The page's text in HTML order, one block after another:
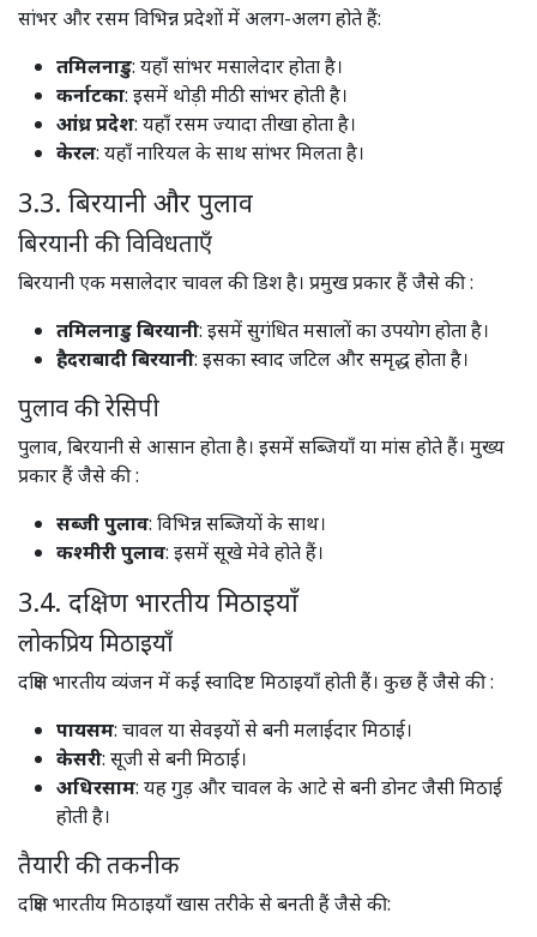
सांभर और रसम विभिन्न प्रदेशों में अलग-अलग होते हैं:
तमिलनाडु: यहाँ सांभर मसालेदार होता है।​
कर्नाटका: इसमें थोड़ी मीठी सांभर होती है।​
आंध्र प्रदेश: यहाँ रसम ज्यादा तीखा होता है।​
केरल: यहाँ नारियल के साथ सांभर मिलता है।​
3.3. बिरयानी और पुलाव
बिरयानी की विविधताएँ
बिरयानी एक मसालेदार चावल की डिश है। प्रमुख प्रकार हैं जैसे की :
तमिलनाडु बिरयानी: इसमें सुगंधित मसालों का उपयोग होता है।​
हैदराबादी बिरयानी: इसका स्वाद जटिल और समृद्ध होता है।​
पुलाव की रेसिपी
पुलाव, बिरयानी से आसान होता है। इसमें सब्जियाँ या मांस होते हैं। मुख्य
प्रकार हैं जैसे की :
सब्जी पुलाव: विभिन्न सब्जियों के साथ।​
कश्मीरी पुलाव: इसमें सूखे मेवे होते हैं।​
3.4. दक्षिण भारतीय मिठाइयाँ
लोकप्रिय मिठाइयाँ
दक्षिण भारतीय व्यंजन में कई स्वादिष्ट मिठाइयाँ होती हैं। कुछ हैं जैसे की :
पायसम: चावल या सेवइयों से बनी मलाईदार मिठाई।​
केसरी: सूजी से बनी मिठाई।​
अधिरसाम: यह गुड़ और चावल के आटे से बनी डोनट जैसी मिठाई
होती है।​
तैयारी की तकनीक
दक्षिण भारतीय मिठाइयाँ खास तरीके से बनती हैं जैसे की: